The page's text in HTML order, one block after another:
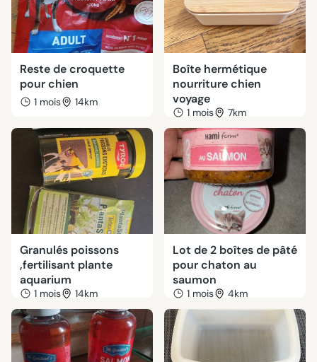
Reste de croquette
pour chien
1 mois 14km
Boîte hermétique
nourriture chien
voyage
1 mois 7km
Granulés poissons
,fertilisant plante
aquarium
1 mois 14km
Lot de 2 boîtes de pâté
pour chaton au
saumon
1 mois 4km